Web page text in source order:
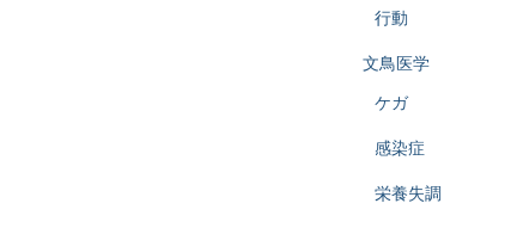
行動
文鳥医学
ケガ
感染症
栄養失調